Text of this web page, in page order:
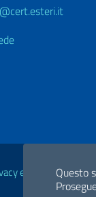
Questo
e cookie policy